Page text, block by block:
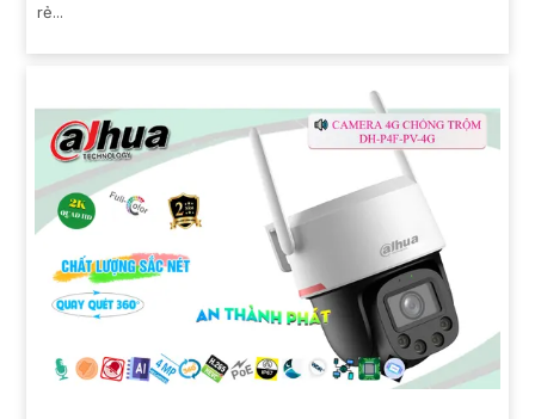
rẻ...